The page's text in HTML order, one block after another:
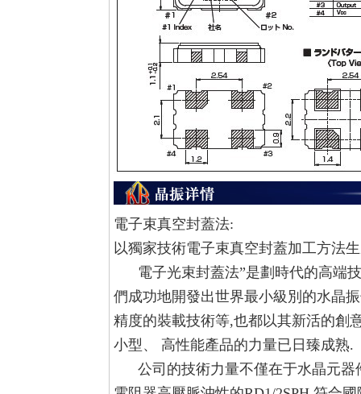
電子束真空封蓋法:
以獨家技術電子束真空封蓋加工方法
電子光束封蓋法”是劃時代的高端
們成功地開發出世界最小級別的水晶
精度的裝載技術等,也都以其新活的創
小型、 高性能產品的力量已日臻成熟.
公司的技術力量不僅在于水晶元器